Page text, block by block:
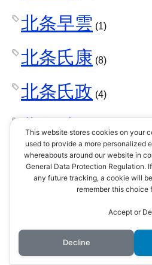
北条早雲 (1)
北条氏康 (8)
北条氏政 (4)
北条氏照 (3)
北条氏直(2)
北条氏綱
北条氏規(1)
This website stores cookies on your
used to provide a more personalized
whereabouts around our website in
General Data Protection Regulation.
any future tracking, a cookie will
remember this choice
Accept or
Decline